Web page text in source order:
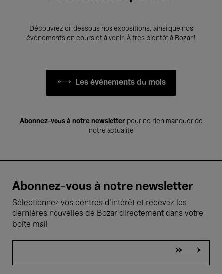
Découvrez ci-dessous nos expositions, ainsi que nos
événements en cours et à venir. À très bientôt à Bozar !
Les événements du mois
Abonnez-vous à notre newsletterpour ne rien manquer de
notre actualité
Abonnez-vous à notre newsletter
Sélectionnez vos centres d'intérêt et recevez les
dernières nouvelles de Bozar directement dans votre
boîte mail